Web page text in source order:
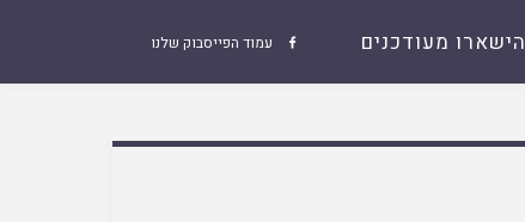
 עמוד הפייסבוק שלנו הישארו מעודכנים